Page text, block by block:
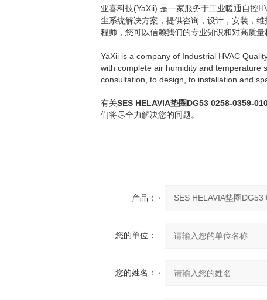
亚喜科技(YaXii) 是一家服务于工业暖通自控
尘系统解决方案，提供咨询，设计，安装，
程师，您可以信赖我们的专业知识和对高质量
YaXii is a company of Industrial HVAC
with complete air humidity and temperature
consultation, to design, to installation and
有关SES HELAVIA垫圈 DG53 0258-0359-
们将尽全力解决您的问题。
产品：
您的单位：
您的姓名：